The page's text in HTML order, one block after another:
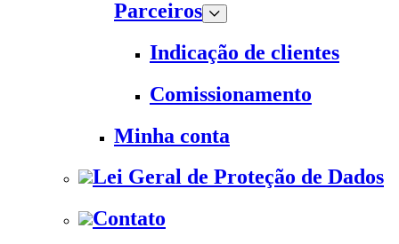
Parceiros
Indicação de clientes
Comissionamento
Minha conta
Lei Geral de Proteção de Dados
Contato